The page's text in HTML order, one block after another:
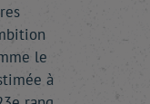
le
à